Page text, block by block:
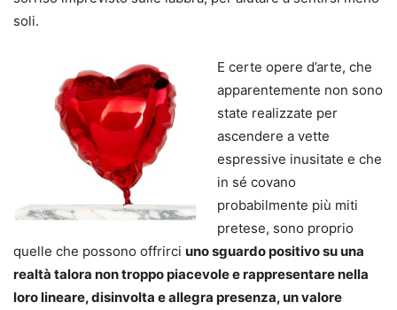
soli.
E certe opere d’arte, che
apparentemente non sono
state realizzate per
ascendere a vette
espressive inusitate e che
in sé covano
probabilmente più miti
pretese, sono proprio
quelle che possono offrirci uno sguardo positivo su una
realtà talora non troppo piacevole e rappresentare nella
loro lineare, disinvolta e allegra presenza, un valore